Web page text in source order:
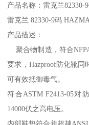
产品名称：雷克兰
雷克兰 82330-9码
产品描述：
聚合物制造，符合
要求，Hazproof防化靴同
可有效抵御毒气。
符合ASTM F2413-05对
14000伏之高电压。
内部鞋垫符合并超越ANSI